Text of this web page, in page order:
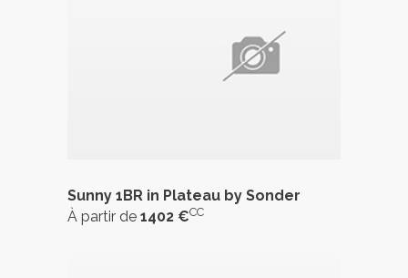
Sunny 1BR in Plateau by Sonder
À partir de 1402 €CC